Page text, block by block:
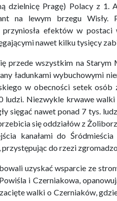
dzielnicę Pragę) Polacy z
na lewym brzegu Wisły.
efektów w
nawet kilku tysięcy
przede wszystkim na Starym
ładunkami wybuchowymi
w obecności setek osób
ludzi. Niezwykle krwawe
sięgać nawet ponad 7 tys.
się oddziałów z
kanałami do
do rzezi
uzyskać wsparcie ze
i Czerniakowa,
walki o Czerniaków,